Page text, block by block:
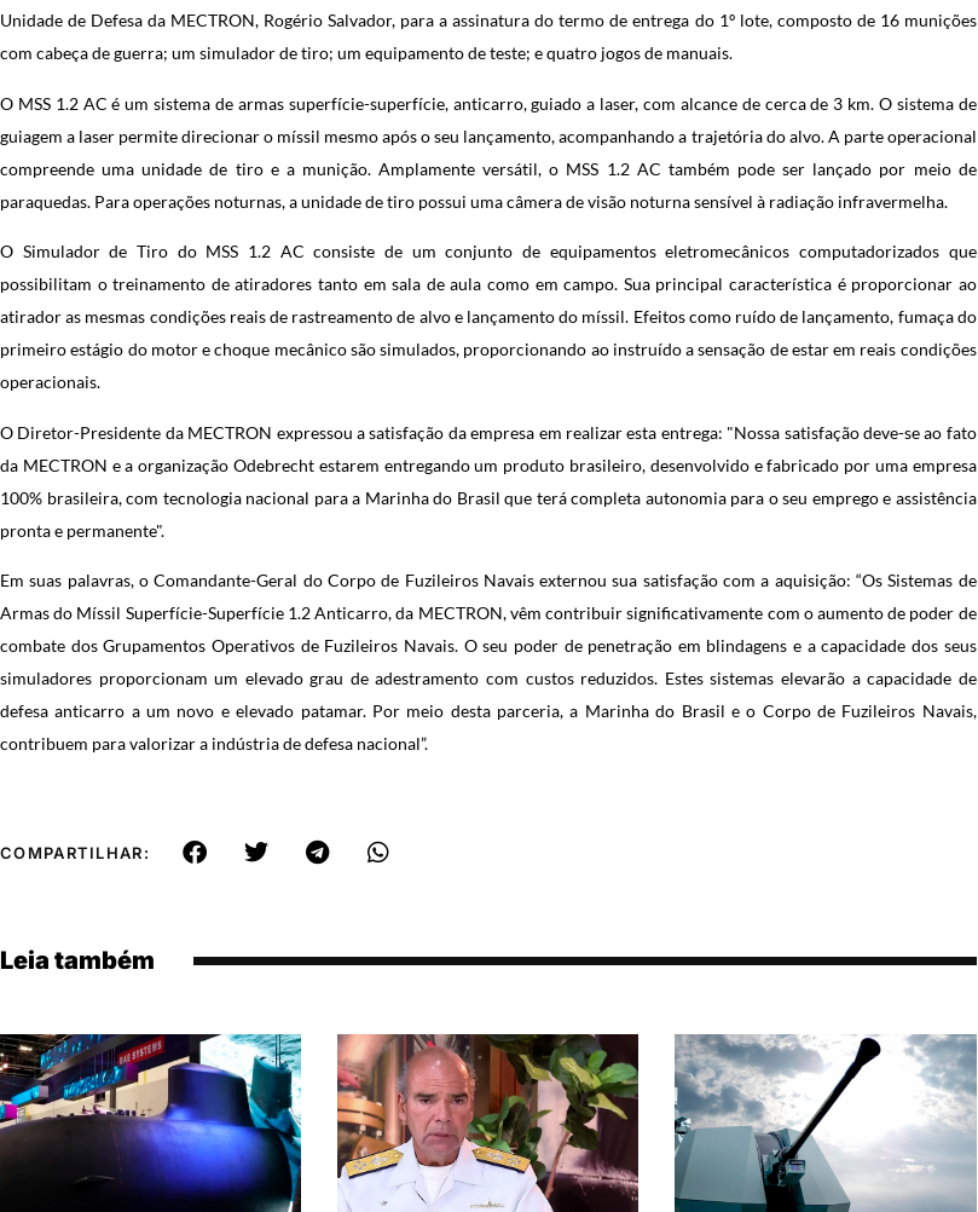
Unidade de Defesa da MECTRON, Rogério Salvador, para a assinatura do termo de entrega do 1º lote, composto de 16 munições
com cabeça de guerra; um simulador de tiro; um equipamento de teste; e quatro jogos de manuais.
O MSS 1.2 AC é um sistema de armas superfície-superfície, anticarro, guiado a laser, com alcance de cerca de 3 km. O sistema de
guiagem a laser permite direcionar o míssil mesmo após o seu lançamento, acompanhando a trajetória do alvo. A parte operacional
compreende uma unidade de tiro e a munição. Amplamente versátil, o MSS 1.2 AC também pode ser lançado por meio de
paraquedas. Para operações noturnas, a unidade de tiro possui uma câmera de visão noturna sensível à radiação infravermelha.
O Simulador de Tiro do MSS 1.2 AC consiste de um conjunto de equipamentos eletromecânicos computadorizados que
possibilitam o treinamento de atiradores tanto em sala de aula como em campo. Sua principal característica é proporcionar ao
atirador as mesmas condições reais de rastreamento de alvo e lançamento do míssil. Efeitos como ruído de lançamento, fumaça do
primeiro estágio do motor e choque mecânico são simulados, proporcionando ao instruído a sensação de estar em reais condições
operacionais.
O Diretor-Presidente da MECTRON expressou a satisfação da empresa em realizar esta entrega: "Nossa satisfação deve-se ao fato
da MECTRON e a organização Odebrecht estarem entregando um produto brasileiro, desenvolvido e fabricado por uma empresa
100% brasileira, com tecnologia nacional para a Marinha do Brasil que terá completa autonomia para o seu emprego e assistência
pronta e permanente".
Em suas palavras, o Comandante-Geral do Corpo de Fuzileiros Navais externou sua satisfação com a aquisição: “Os Sistemas de
Armas do Míssil Superfície-Superfície 1.2 Anticarro, da MECTRON, vêm contribuir significativamente com o aumento de poder de
combate dos Grupamentos Operativos de Fuzileiros Navais. O seu poder de penetração em blindagens e a capacidade dos seus
simuladores proporcionam um elevado grau de adestramento com custos reduzidos. Estes sistemas elevarão a capacidade de
defesa anticarro a um novo e elevado patamar. Por meio desta parceria, a Marinha do Brasil e o Corpo de Fuzileiros Navais,
contribuem para valorizar a indústria de defesa nacional”.
COMPARTILHAR:
Leia também